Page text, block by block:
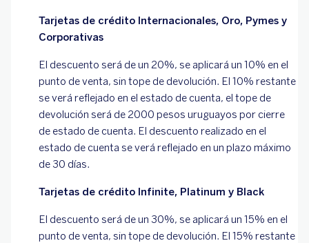
Tarjetas de crédito Internacionales, Oro, Pymes y
Corporativas
El descuento será de un 20%, se aplicará un 10% en el
punto de venta, sin tope de devolución. El 10% restante
se verá reflejado en el estado de cuenta, el tope de
devolución será de 2000 pesos uruguayos por cierre
de estado de cuenta. El descuento realizado en el
estado de cuenta se verá reflejado en un plazo máximo
de 30 días.
Tarjetas de crédito Infinite, Platinum y Black
El descuento será de un 30%, se aplicará un 15% en el
punto de venta, sin tope de devolución. El 15% restante